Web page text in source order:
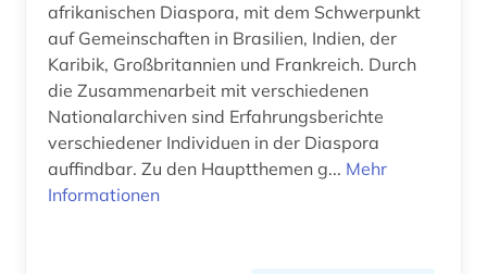
familiensoziologie (2)
familiäre gewalt (1)
feldforschung (1)
feminimus (1)
afrikanischen Diaspora, mit dem Schwerpunkt
auf Gemeinschaften in Brasilien, Indien, der
Karibik, Großbritannien und Frankreich. Durch
die Zusammenarbeit mit verschiedenen
Nationalarchiven sind Erfahrungsberichte
verschiedener Individuen in der Diaspora
auffindbar. Zu den Hauptthemen g... Mehr
Informationen